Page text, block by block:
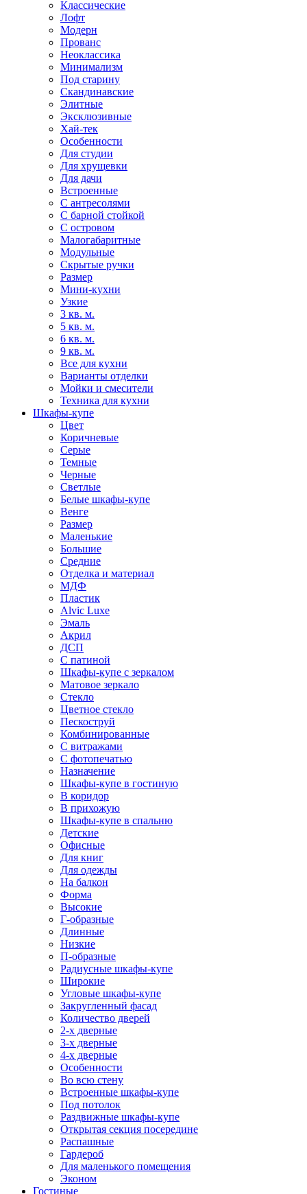
Классические
Лофт
Модерн
Прованс
Неоклассика
Минимализм
Под старину
Скандинавские
Элитные
Эксклюзивные
Хай-тек
Особенности
Для студии
Для хрущевки
Для дачи
Встроенные
С антресолями
С барной стойкой
С островом
Малогабаритные
Модульные
Скрытые ручки
Размер
Мини-кухни
Узкие
3 кв. м.
5 кв. м.
6 кв. м.
9 кв. м.
Все для кухни
Варианты отделки
Мойки и смесители
Техника для кухни
Шкафы-купе
Цвет
Коричневые
Серые
Темные
Черные
Светлые
Белые шкафы-купе
Венге
Размер
Маленькие
Большие
Средние
Отделка и материал
МДФ
Пластик
Alvic Luxe
Эмаль
Акрил
ДСП
С патиной
Шкафы-купе с зеркалом
Матовое зеркало
Стекло
Цветное стекло
Пескоструй
Комбинированные
С витражами
С фотопечатью
Назначение
Шкафы-купе в гостиную
В коридор
В прихожую
Шкафы-купе в спальню
Детские
Офисные
Для книг
Для одежды
На балкон
Форма
Высокие
Г-образные
Длинные
Низкие
П-образные
Радиусные шкафы-купе
Широкие
Угловые шкафы-купе
Закругленный фасад
Количество дверей
2-х дверные
3-х дверные
4-х дверные
Особенности
Во всю стену
Встроенные шкафы-купе
Под потолок
Раздвижные шкафы-купе
Открытая секция посередине
Распашные
Гардероб
Для маленького помещения
Эконом
Гостиные